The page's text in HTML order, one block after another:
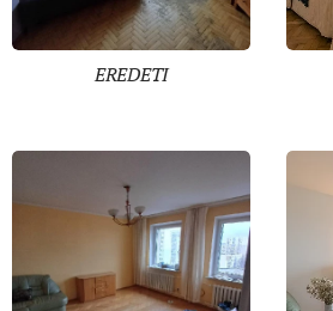
EREDETI